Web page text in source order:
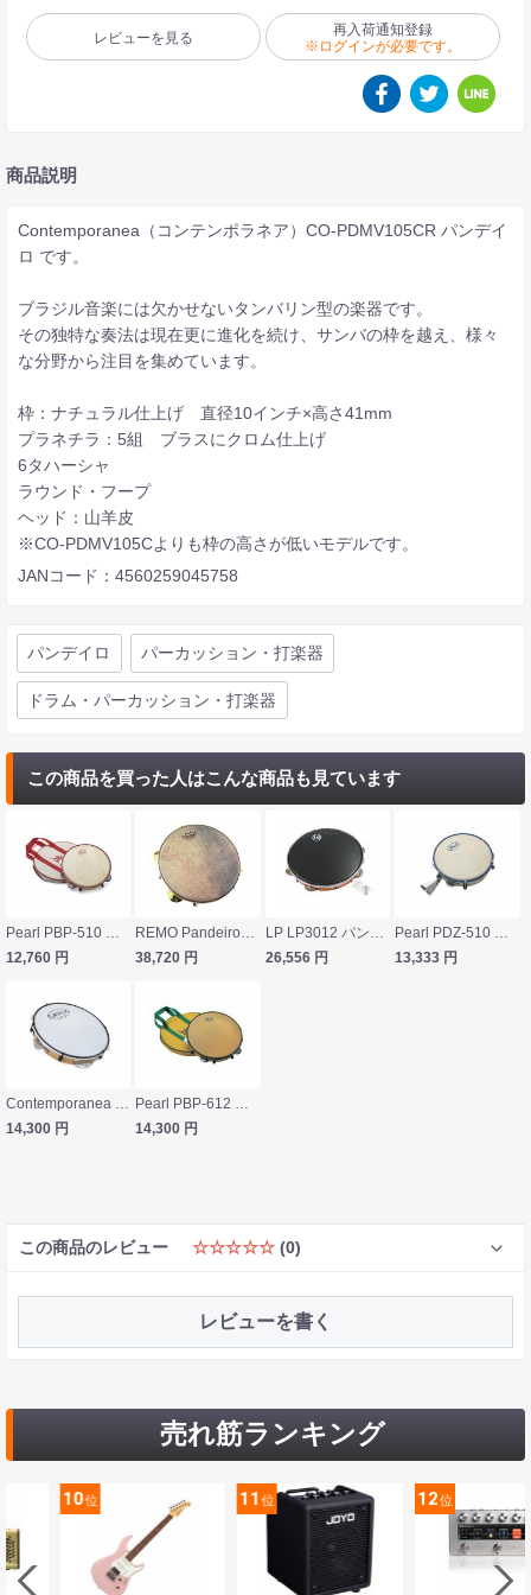
レビューを見る
再入荷通知登録
※ログインが必要です。
商品説明
Contemporanea（コンテンポラネア）CO-PDMV105CR パンデイ
ロ です。
ブラジル音楽には欠かせないタンバリン型の楽器です。
その独特な奏法は現在更に進化を続け、サンバの枠を越え、様々
な分野から注目を集めています。
枠：ナチュラル仕上げ 直径10インチ×高さ41mm
プラネチラ：5組 ブラスにクロム仕上げ
6タハーシャ
ラウンド・フープ
ヘッド：山羊皮
※CO-PDMV105Cよりも枠の高さが低いモデルです。
JANコード：4560259045758
パンデイロ パーカッション・打楽器
ドラム・パーカッション・打楽器
この商品を買った人はこんな商品も見ています
12,760 円
38,720 円
26,556 円
13,333 円
14,300 円
14,300 円
この商品のレビュー ☆☆☆☆☆ (0)
レビューを書く
売れ筋ランキング
10位 11位 12位